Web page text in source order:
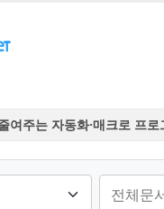
여주는 자동화·매크로 프
여주는 자동화·매크로 프